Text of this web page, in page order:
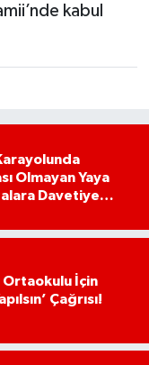
kabul
Olmayan Yaya
Davetiye
Ortaokulu İçin
Çağrısı!